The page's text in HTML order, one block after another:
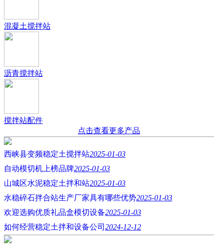
混凝土搅拌站
沥青搅拌站
搅拌站配件
点击查看更多产品
西峡县变频稳定土搅拌站2025-01-03
自动模切机上榜品牌2025-01-03
山城区水泥稳定土拌和站2025-01-03
水稳碎石拌合站生产厂家具有哪些优势2025-01-03
欢迎选购优质礼品盒模切设备2025-01-03
如何经营稳定土拌和设备公司 2024-12-12